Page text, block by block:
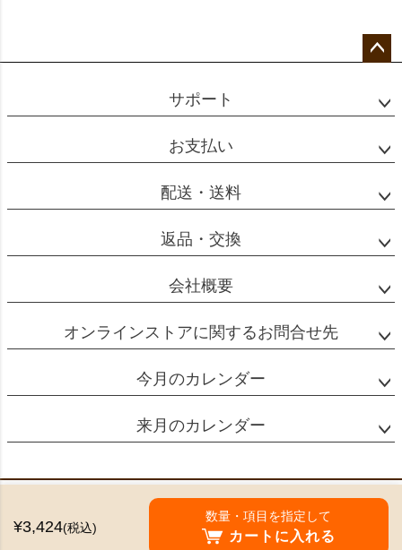
¥3,424(税込)
数量・項目を指定して
カートに入れる
ップ
サポート
お支払い
配送・送料
返品・交換
会社概要
オンラインストアに関するお問合せ先
今月のカレンダー
来月のカレンダー
特定商取引法に基づく表示
個人情報の取扱